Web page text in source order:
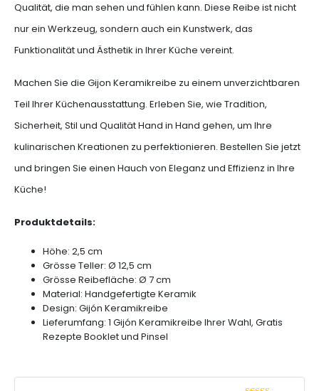
Qualität, die man sehen und fühlen kann. Diese Reibe ist nicht
nur ein Werkzeug, sondern auch ein Kunstwerk, das
Funktionalität und Ästhetik in Ihrer Küche vereint.
Machen Sie die Gijon Keramikreibe zu einem unverzichtbaren
Teil Ihrer Küchenausstattung. Erleben Sie, wie Tradition,
Sicherheit, Stil und Qualität Hand in Hand gehen, um Ihre
kulinarischen Kreationen zu perfektionieren. Bestellen Sie jetzt
und bringen Sie einen Hauch von Eleganz und Effizienz in Ihre
Küche!
Produktdetails:
Höhe: 2,5 cm
Grösse Teller: Ø 12,5 cm
Grösse Reibefläche: Ø 7 cm
Material: Handgefertigte Keramik
Design: Gijón Keramikreibe
Lieferumfang: 1 Gijón Keramikreibe Ihrer Wahl, Gratis
Rezepte Booklet und Pinsel